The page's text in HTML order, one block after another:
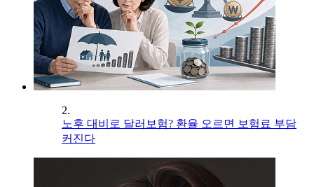
2.
노후 대비로 달러보험? 환율 오르면 보험료 부담
커진다